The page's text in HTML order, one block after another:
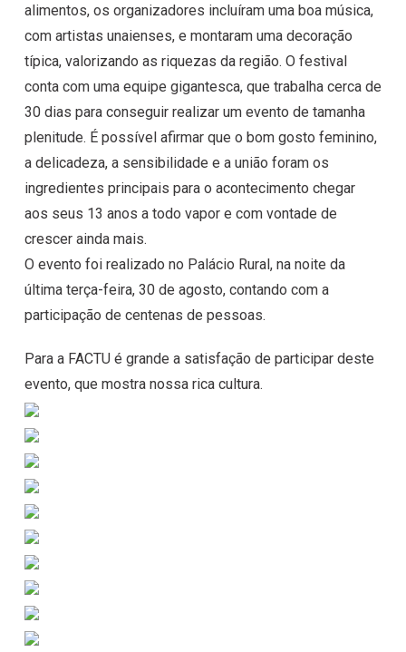
alimentos, os organizadores incluíram uma boa música,
com artistas unaienses, e montaram uma decoração
típica, valorizando as riquezas da região. O festival
conta com uma equipe gigantesca, que trabalha cerca de
30 dias para conseguir realizar um evento de tamanha
plenitude. É possível afirmar que o bom gosto feminino,
a delicadeza, a sensibilidade e a união foram os
ingredientes principais para o acontecimento chegar
aos seus 13 anos a todo vapor e com vontade de
crescer ainda mais.
O evento foi realizado no Palácio Rural, na noite da
última terça-feira, 30 de agosto, contando com a
participação de centenas de pessoas.
Para a FACTU é grande a satisfação de participar deste
evento, que mostra nossa rica cultura.